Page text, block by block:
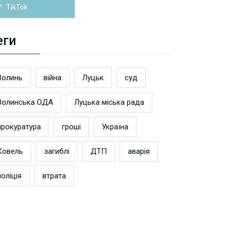
TikTok
війна Луцьк суд
ОДА Луцька міська рада
гроші Україна
загиблі ДТП аварія
втрата